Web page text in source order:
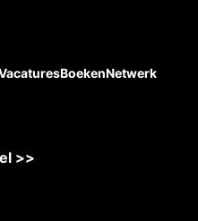
BoekenNetwerk
>>